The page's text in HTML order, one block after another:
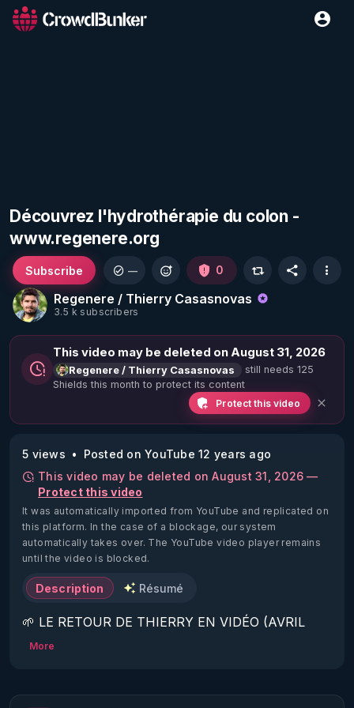
Découvrez l'hydrothérapie du colon -
www.regenere.org
Regenere / Thierry Casasnovas
3.5 k subscribers
Subscribe — 0
This video may be deleted on August 31, 2026
Regenere / Thierry Casasnovas
still needs 125
Shields this month to protect its content
Protect this video
5 views
Posted on YouTube 12 years ago
This video may be deleted on August 31, 2026 —
Protect this video
It was automatically imported from YouTube and replicated on
this platform. In the case of a blockage, our system
automatically takes over. The YouTube video player remains
until the video is blocked.
Description Résumé
🌱 LE RETOUR DE THIERRY EN VIDÉO (AVRIL
2022)!
https://www.rgnr.fr/presentation.html
More